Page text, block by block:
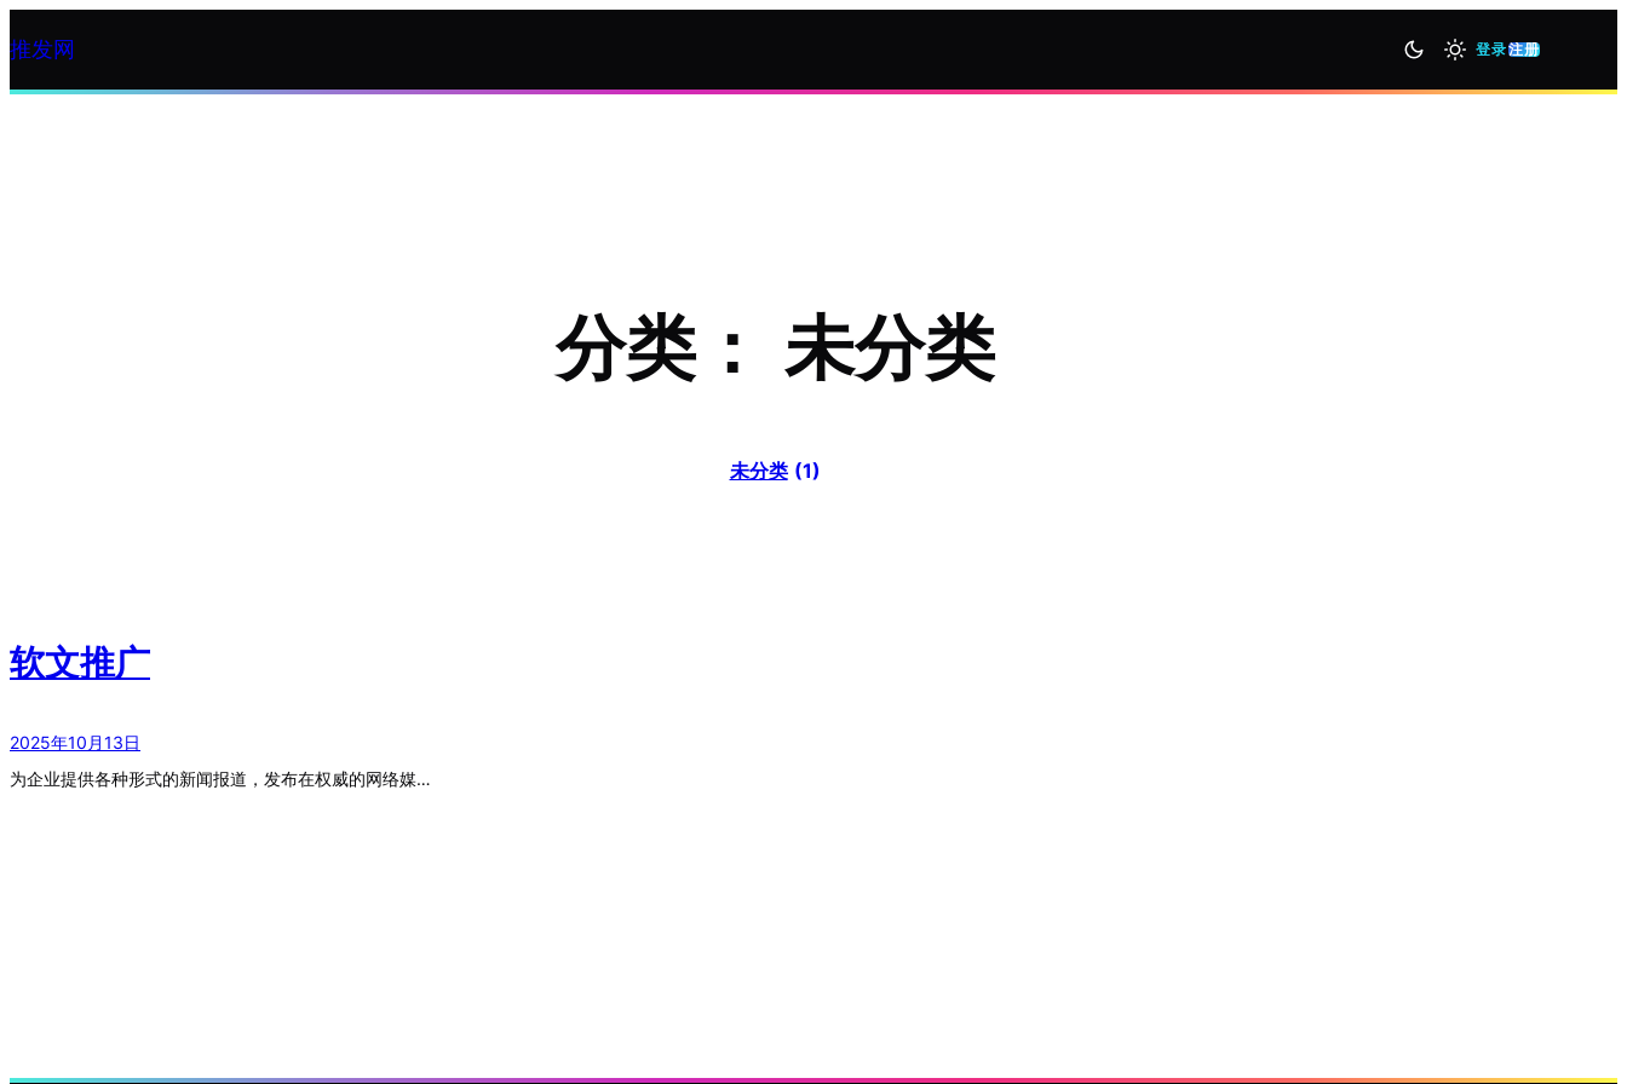
至
内
推发网 登录注册
分类： 未分类
未分类 (1)
软文推广
2025年10月13日
为企业提供各种形式的新闻报道，发布在权威的网络媒…